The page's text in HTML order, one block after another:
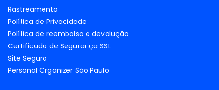
Rastreamento
Política de Privacidade
Política de reembolso e devolução
Certificado de Segurança SSL
Site Seguro
Personal Organizer São Paulo